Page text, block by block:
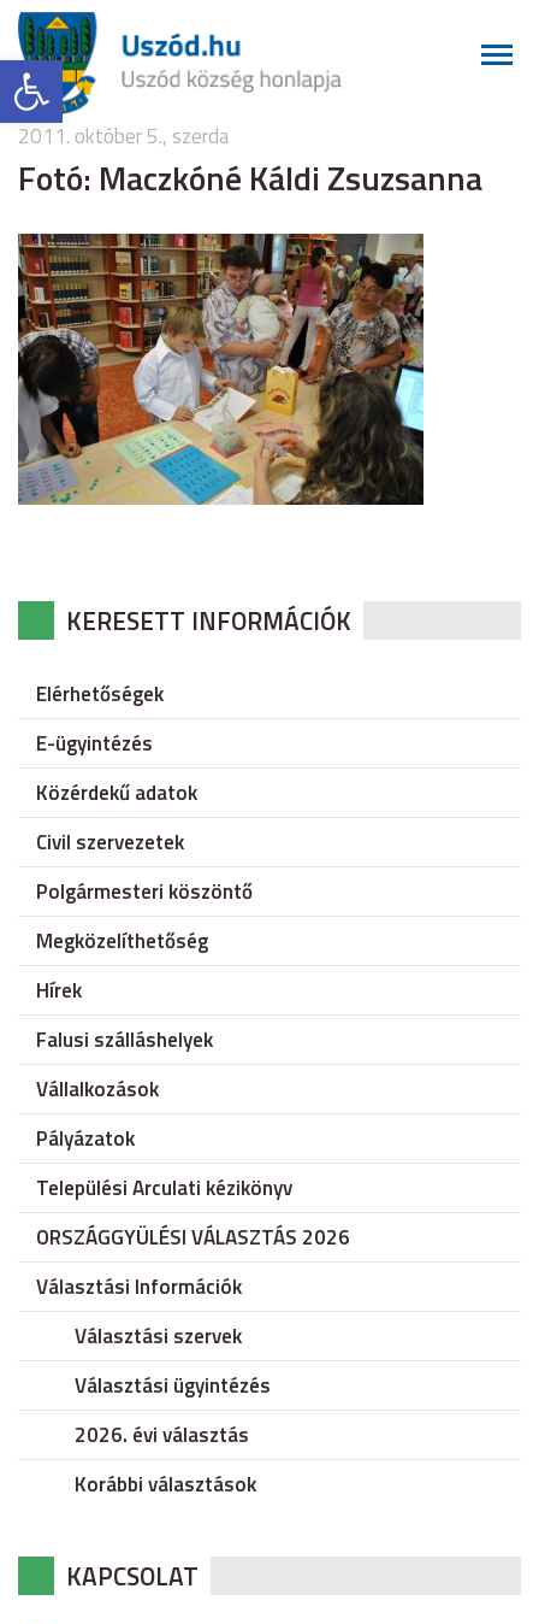
Eszköztár megnyitása
2011. október 5., szerda
Fotó: Maczkóné Káldi Zsuzsanna
KERESETT INFORMÁCIÓK
Elérhetőségek
E-ügyintézés
Közérdekű adatok
Civil szervezetek
Polgármesteri köszöntő
Megközelíthetőség
Hírek
Falusi szálláshelyek
Vállalkozások
Pályázatok
Települési Arculati kézikönyv
ORSZÁGGYÜLÉSI VÁLASZTÁS 2026
Választási Információk
Választási szervek
Választási ügyintézés
2026. évi választás
Korábbi választások
KAPCSOLAT